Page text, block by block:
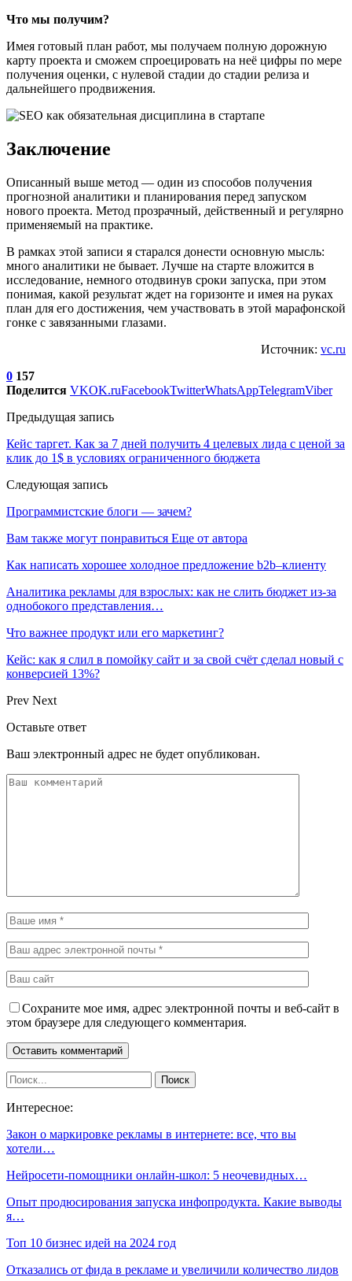
Что мы получим?
Имея готовый план работ, мы получаем полную дорожную
карту проекта и сможем спроецировать на неё цифры по мере
получения оценки, с нулевой стадии до стадии релиза и
дальнейшего продвижения.
Заключение
Описанный выше метод — один из способов получения
прогнозной аналитики и планирования перед запуском
нового проекта. Метод прозрачный, действенный и регулярно
применяемый на практике.
В рамках этой записи я старался донести основную мысль:
много аналитики не бывает. Лучше на старте вложится в
исследование, немного отодвинув сроки запуска, при этом
понимая, какой результат ждет на горизонте и имея на руках
план для его достижения, чем участвовать в этой марафонской
гонке с завязанными глазами.
Источник: vc.ru
0 157
Поделится VKOK.ruFacebookTwitterWhatsAppTelegramViber
Предыдущая запись
Кейс таргет. Как за 7 дней получить 4 целевых лида с ценой за
клик до 1$ в условиях ограниченного бюджета
Следующая запись
Программистские блоги — зачем?
Вам также могут понравиться Еще от автора
Как написать хорошее холодное предложение b2b–клиенту
Аналитика рекламы для взрослых: как не слить бюджет из-за
однобокого представления…
Что важнее продукт или его маркетинг?
Кейс: как я слил в помойку сайт и за свой счёт сделал новый с
конверсией 13%?
Prev Next
Оставьте ответ
Ваш электронный адрес не будет опубликован.
Сохраните мое имя, адрес электронной почты и веб-сайт в
этом браузере для следующего комментария.
Интересное:
Закон о маркировке рекламы в интернете: все, что вы
хотели…
Нейросети-помощники онлайн-школ: 5 неочевидных…
Опыт продюсирования запуска инфопродукта. Какие выводы
я…
Топ 10 бизнес идей на 2024 год
Отказались от фида в рекламе и увеличили количество лидов